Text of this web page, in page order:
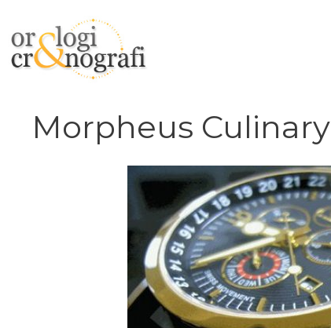
contenuto
Morpheus Culinary